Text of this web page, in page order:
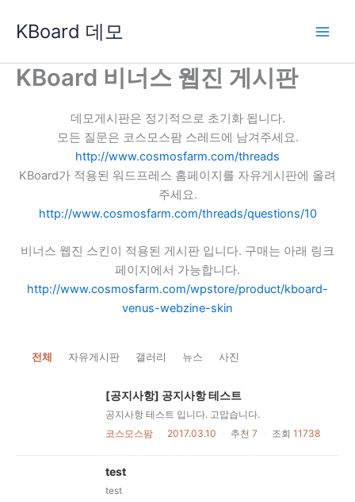
로
KBoard 데모
KBoard 비너스 웹진 게시판
데모게시판은 정기적으로 초기화 됩니다.
모든 질문은 코스모스팜 스레드에 남겨주세요.
http://www.cosmosfarm.com/threads
KBoard가 적용된 워드프레스 홈페이지를 자유게시판에 올려
주세요.
http://www.cosmosfarm.com/threads/questions/10
비너스 웹진 스킨이 적용된 게시판 입니다. 구매는 아래 링크
페이지에서 가능합니다.
http://www.cosmosfarm.com/wpstore/product/kboard-
venus-webzine-skin
전체 자유게시판 갤러리 뉴스 사진
[공지사항] 공지사항 테스트
공지사항 테스트 입니다. 고맙습니다.
코스모스팜
2017.03.10 추천 7 조회 11738
test
test